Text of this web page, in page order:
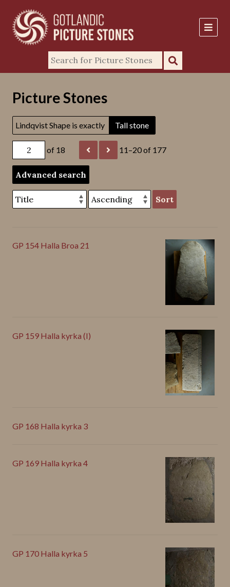
Picture Stones
Lindqvist Shape is exactly Tall stone
of 18 11–20 of 177
Advanced search
Sort
GP 154 Halla Broa 21
GP 159 Halla kyrka (I)
GP 168 Halla kyrka 3
GP 169 Halla kyrka 4
GP 170 Halla kyrka 5